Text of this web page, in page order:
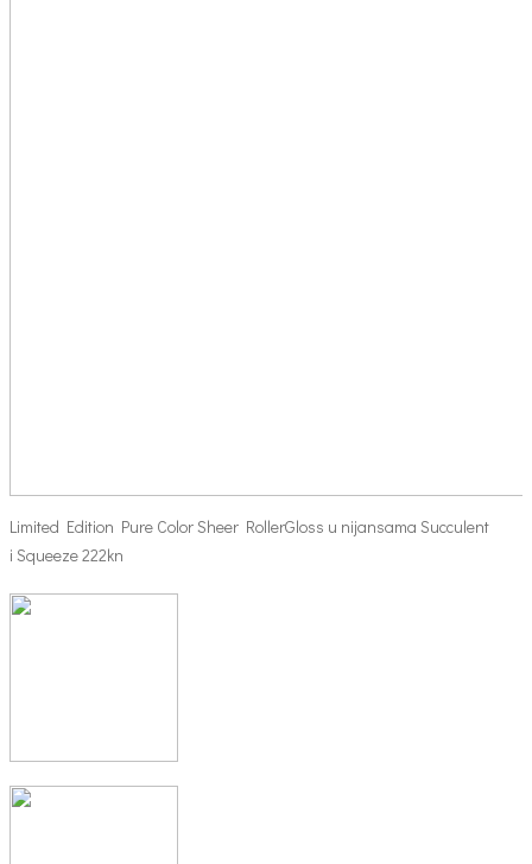
Limited Edition Pure Color Sheer RollerGloss u nijansama Succulent
i Squeeze 222kn